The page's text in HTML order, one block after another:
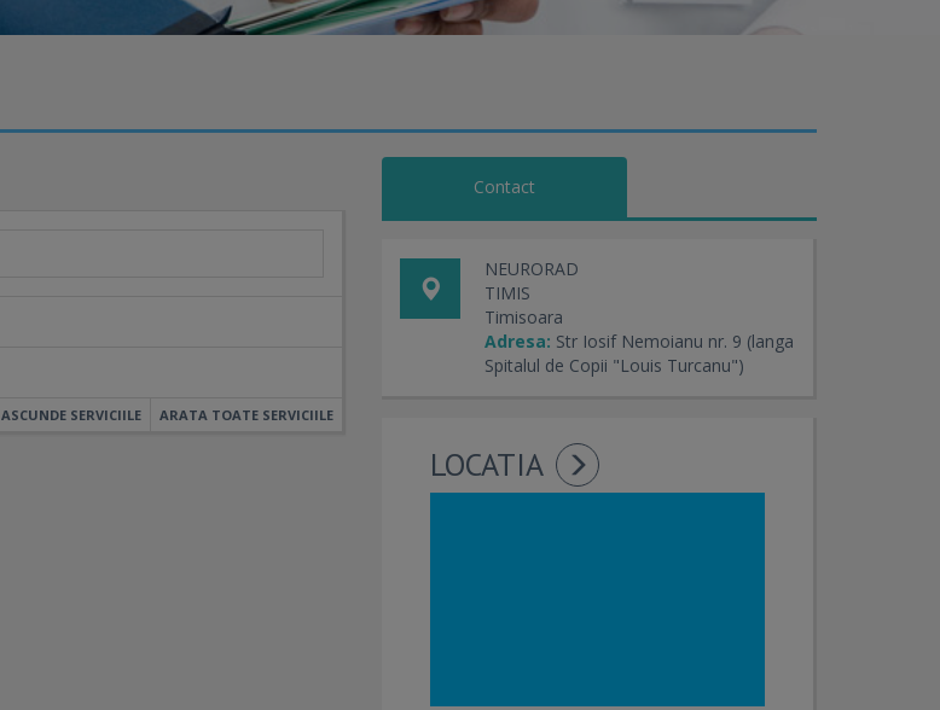
ARATA TOATE SERVICIILE
ASCUNDE SERVICIILE
Contact
NEURORAD
TIMIS
Timisoara
Adresa: Str Iosif Nemoianu nr. 9 (langa
Spitalul de Copii "Louis Turcanu")
LOCATIA